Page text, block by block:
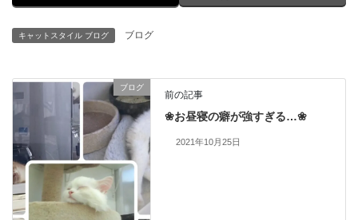
キャットスタイル ブログ ブログ
ブログ
前の記事
❀お昼寝の癖が強すぎる…❀
2021年10月25日